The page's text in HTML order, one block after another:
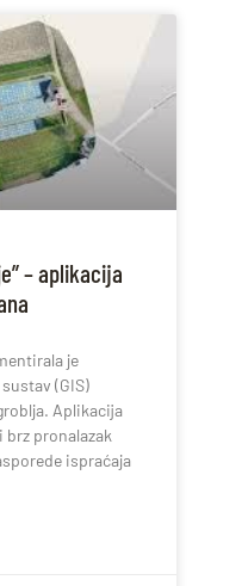
– aplikacija
je
(GIS)
Aplikacija
pronalazak
ispraćaja